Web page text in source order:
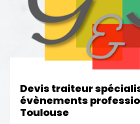
Devis traiteur
évènements
Toulouse